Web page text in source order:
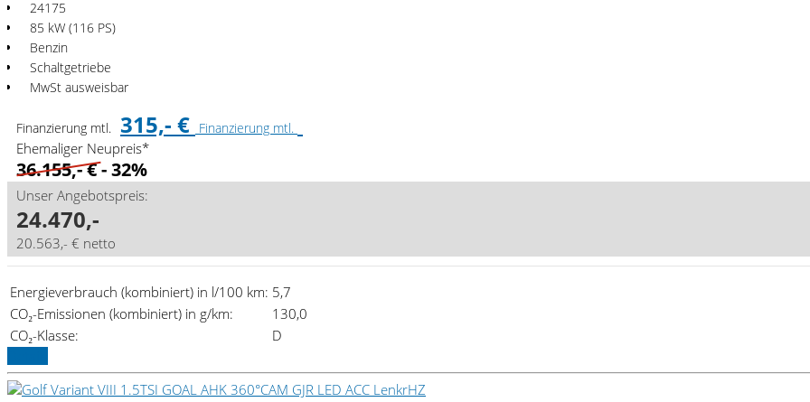
24175
85 kW (116 PS)
Benzin
Schaltgetriebe
MwSt ausweisbar
Finanzierung mtl. 315,- € Finanzierung mtl.
Ehemaliger Neupreis*
36.155,- €- 32%
Unser Angebotspreis:
24.470,-
20.563,- € netto
Energieverbrauch (kombiniert) in l/100 km: 5,7
CO₂-Emissionen (kombiniert) in g/km:
130,0
CO₂-Klasse:
D